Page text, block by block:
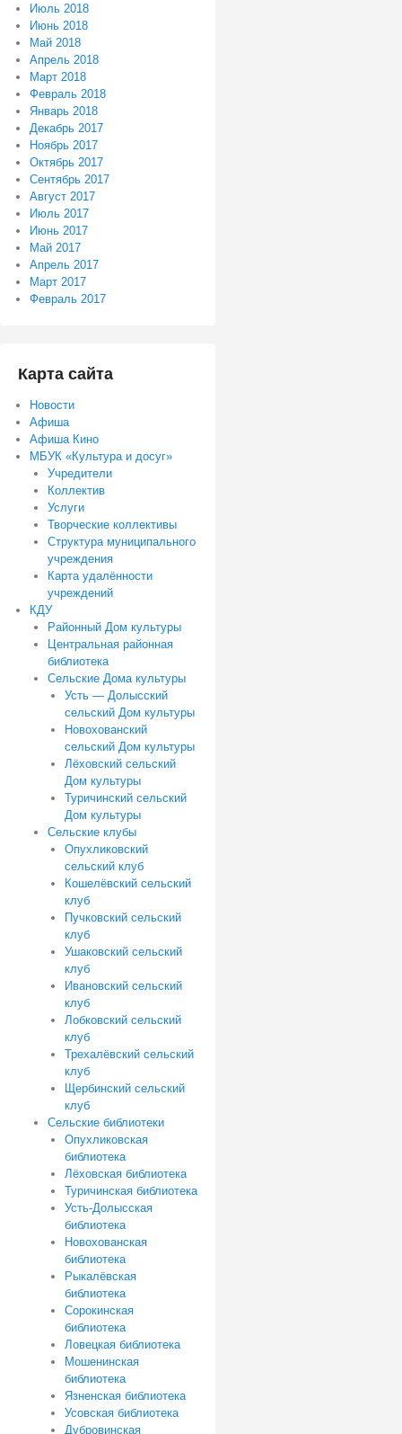
Июль 2018
Июнь 2018
Май 2018
Апрель 2018
Март 2018
Февраль 2018
Январь 2018
Декабрь 2017
Ноябрь 2017
Октябрь 2017
Сентябрь 2017
Август 2017
Июль 2017
Июнь 2017
Май 2017
Апрель 2017
Март 2017
Февраль 2017
Карта сайта
Новости
Афиша
Афиша Кино
МБУК «Культура и досуг»
Учредители
Коллектив
Услуги
Творческие коллективы
Структура муниципального
учреждения
Карта удалённости
учреждений
КДУ
Районный Дом культуры
Центральная районная
библиотека
Сельские Дома культуры
Усть — Долысский
сельский Дом культуры
Новохованский
сельский Дом культуры
Лёховский сельский
Дом культуры
Туричинский сельский
Дом культуры
Сельские клубы
Опухликовский
сельский клуб
Кошелёвский сельский
клуб
Пучковский сельский
клуб
Ушаковский сельский
клуб
Ивановский сельский
клуб
Лобковский сельский
клуб
Трехалёвский сельский
клуб
Щербинский сельский
клуб
Сельские библиотеки
Опухликовская
библиотека
Лёховская библиотека
Туричинская библиотека
Усть-Долысская
библиотека
Новохованская
библиотека
Рыкалёвская
библиотека
Сорокинская
библиотека
Ловецкая библиотека
Мошенинская
библиотека
Язненская библиотека
Усовская библиотека
Дубровинская